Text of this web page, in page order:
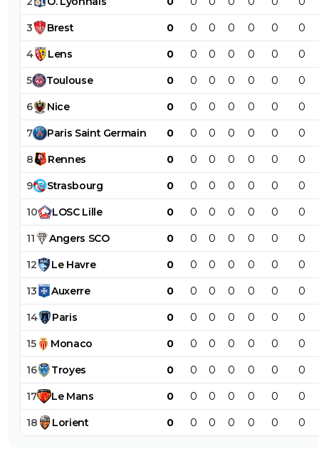
3 Brest 0 0 0 0 0 0 0
4 Lens 0 0 0 0 0 0 0
5 Toulouse 0 0 0 0 0 0 0
6 Nice 0 0 0 0 0 0 0
7 Paris Saint Germain 0 0 0 0 0 0 0
8 Rennes 0 0 0 0 0 0 0
9 Strasbourg 0 0 0 0 0 0 0
10 LOSC Lille 0 0 0 0 0 0 0
11 Angers SCO 0 0 0 0 0 0 0
12 Le Havre 0 0 0 0 0 0 0
13 Auxerre 0 0 0 0 0 0 0
14 Paris 0 0 0 0 0 0 0
15 Monaco 0 0 0 0 0 0 0
16 Troyes 0 0 0 0 0 0 0
17 Le Mans 0 0 0 0 0 0 0
18 Lorient 0 0 0 0 0 0 0